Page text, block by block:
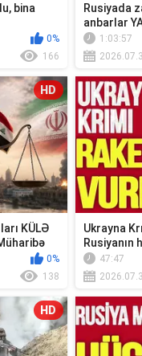
bina
0%
166
Rusiyada
anbarlar
Cəfərov
1:03:57
HD
KÜLƏ
0%
138
Ukrayna
Rusiyanın
EDİLDİ - TV
47:47
HD